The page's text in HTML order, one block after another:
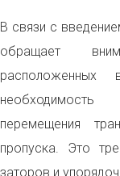
В связи с
обращает
расположенных
перемещения
пропуска. Это
заторов и